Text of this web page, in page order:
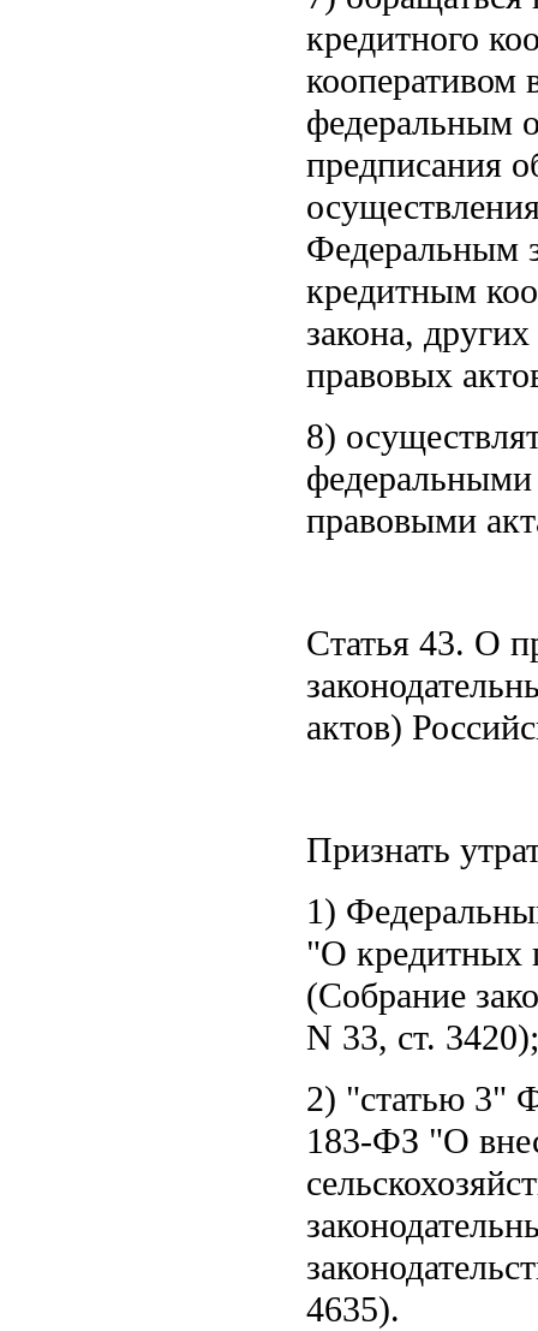
кредитного
кооперативом
федеральным
предписания
Федеральным
кредитным
закона,
правовых
8)
правовыми
Статья 43. О
актов)
Признать
1)
"О кредитных
(Собрание
N 33, ст. 3420);
2)
статью 3
183-ФЗ "О
4635).